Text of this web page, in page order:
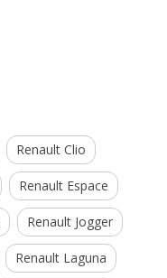
Renault Clio
Renault Espace
Renault Jogger
Renault Laguna